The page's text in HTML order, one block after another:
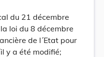
du 21 décembre
loi du 8 décembre
de l´Etat pour
y a été modifié;